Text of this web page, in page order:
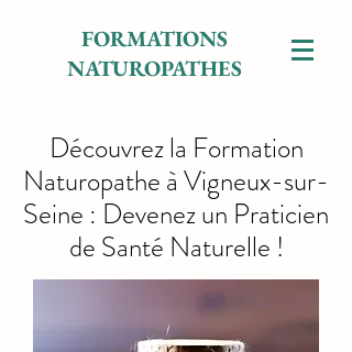
FORMATIONS
NATUROPATHES
Découvrez la Formation
Naturopathe à Vigneux-sur-
Seine : Devenez un Praticien
de Santé Naturelle !